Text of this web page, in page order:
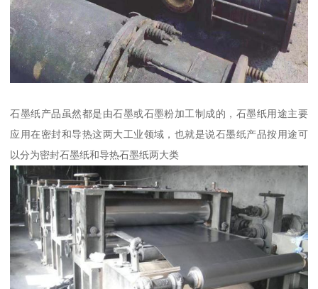
石墨纸产品虽然都是由石墨或石墨粉加工制成的，石墨纸用途主要
应用在密封和导热这两大工业领域，也就是说石墨纸产品按用途可
以分为密封石墨纸和导热石墨纸两大类